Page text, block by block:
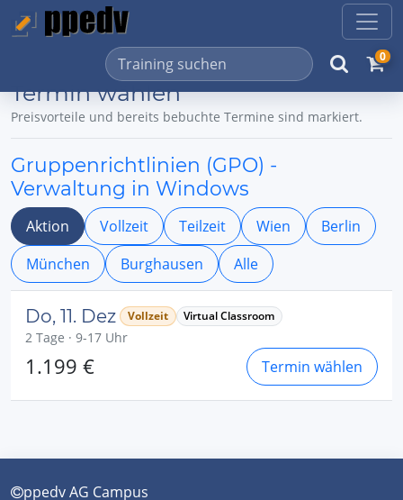
0
Termin wählen
Preisvorteile und bereits bebuchte Termine sind markiert.
Gruppenrichtlinien (GPO) -
Verwaltung in Windows
Aktion Vollzeit Teilzeit Wien
Berlin
München
Burghausen Alle
Do, 11. Dez Vollzeit Virtual Classroom
2 Tage · 9-17 Uhr
1.199 € Termin wählen
ppedv AG Campus